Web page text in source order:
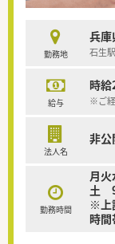
勤務地
兵庫
石生
給与
時
※ご
法人名
非公
勤務時間
月火
土 9
※上
時